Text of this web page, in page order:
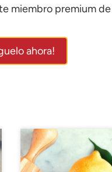
miembro premium
ahora!